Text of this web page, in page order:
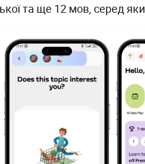
та ще 12 мов, серед